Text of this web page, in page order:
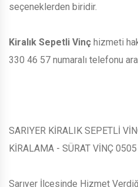
seçeneklerden biridir.
Kiralık Sepetli Vinç hizmeti
330 46 57 numaralı telefonu
SARIYER KİRALIK SEPETLİ
KİRALAMA - SÜRAT VİNÇ
Sarıyer İlçesinde Hizmet